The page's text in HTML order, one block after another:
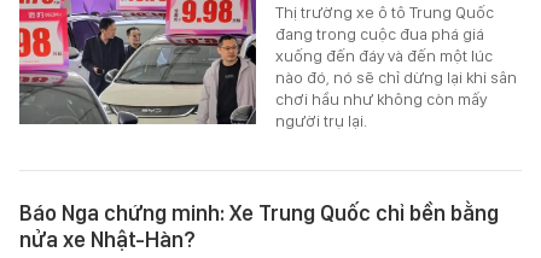
Thị trường xe ô tô Trung Quốc
đang trong cuộc đua phá giá
xuống đến đáy và đến một lúc
nào đó, nó sẽ chỉ dừng lại khi sân
chơi hầu như không còn mấy
người trụ lại.
Báo Nga chứng minh: Xe Trung Quốc chỉ bền bằng
nửa xe Nhật-Hàn?